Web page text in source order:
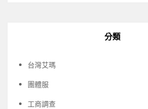
分類
台灣艾瑪
團體服
工商調查